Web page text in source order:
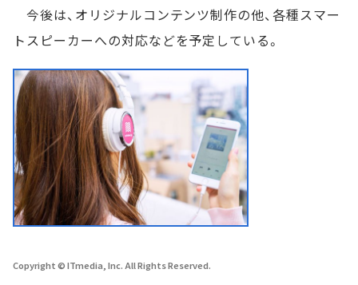
今後は、オリジナルコンテンツ制作の他、各種スマー
トスピーカーへの対応などを予定している。
Copyright © ITmedia, Inc. All Rights Reserved.